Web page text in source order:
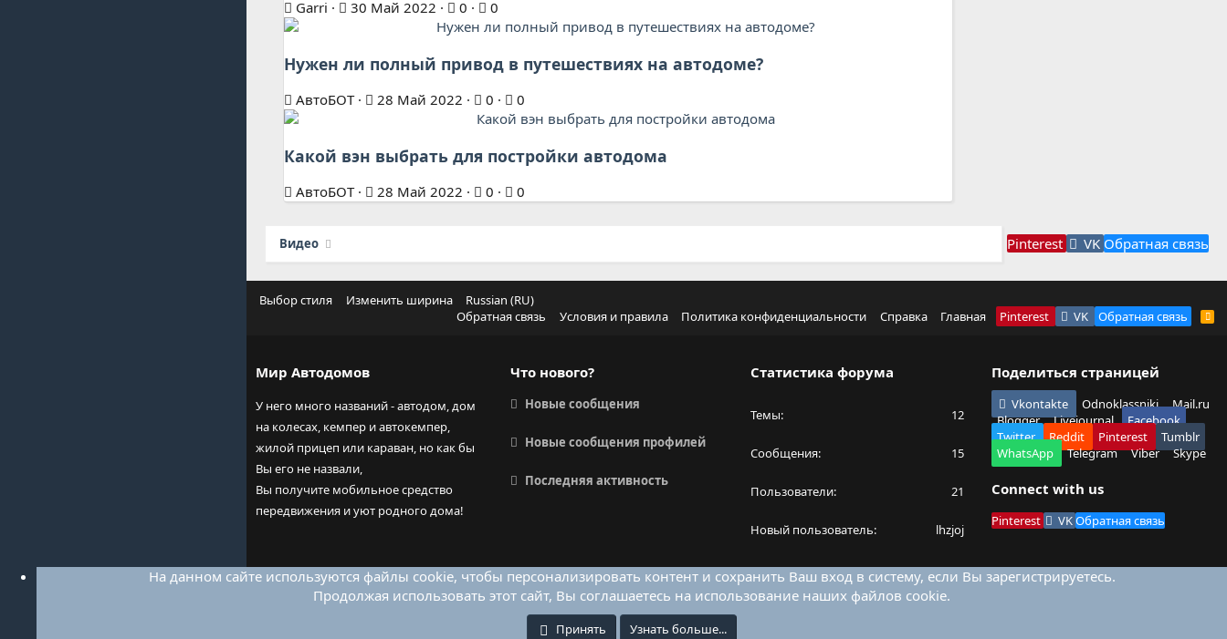
Garri 30 Май 2022 0 0
Нужен ли полный привод в путешествиях на автодоме?
АвтоБОТ 28 Май 2022 0 0
Какой вэн выбрать для постройки автодома
АвтоБОТ 28 Май 2022 0 0
Видео Pinterest VK Обратная связь
Выбор стиля Изменить ширина
Russian (RU)
Обратная связь
Условия и правила Политика конфиденциальности Справка Главная Pinterest VK Обратная связь
R
Мир Автодомов
У него много названий - автодом, дом
на колесах, кемпер и автокемпер,
жилой прицеп или караван, но как бы
Вы его не назвали,
Вы получите мобильное средство
передвижения и уют родного дома!
Что нового?
Новые сообщения
Новые сообщения профилей
Последняя активность
Статистика форума
Темы 12
Сообщения 15
Пользователи 21
Новый пользователь lhzjoj
Поделиться страницей
Vkontakte Odnoklassniki
Mail.ru
Blogger
Livejournal
Facebook
Twitter
Reddit Pinterest
Tumblr
WhatsApp
Telegram Viber Skype
Connect with us
Pinterest VKОбратная связь
На данном сайте используются файлы cookie, чтобы персонализировать контент и сохранить Ваш вход в систему, если Вы зарегистрируетесь.
Продолжая использовать этот сайт, Вы соглашаетесь на использование наших файлов cookie.
Принять Узнать больше...